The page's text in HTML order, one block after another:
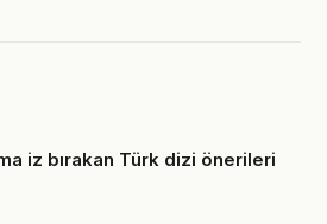
iz bırakan Türk dizi önerileri